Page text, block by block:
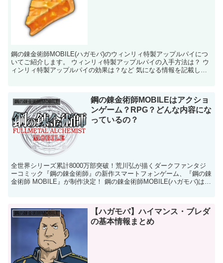
鋼の錬金術師MOBILE(ハガモバ)のウィンリィ特製アップルパイにつ
いてご紹介します。 ウィンリィ特製アップルパイの入手方法は？ ウ
ィンリィ特製アップルパイの効果は？など 気になる情報を記載して
鋼の錬金術師MOBILE
鋼の錬金術師MOBILEはアクショ
ンゲーム？RPG？どんな内容にな
っているの？
全世界シリーズ累計8000万部突破！荒川弘が描くダークファンタジ
ーコミック『鋼の錬金術師』の新作スマートフォンゲーム、『鋼の錬
金術師 MOBILE』が制作決定！ 鋼の錬金術師MOBILE(ハガモバ)は一
鋼の錬金術師MOBILE
【ハガモバ】ハイマンス・ブレダ
の基本情報まとめ